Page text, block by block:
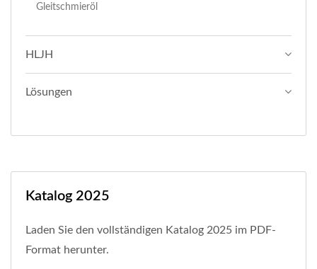
Gleitschmieröl
HLJH
Lösungen
Katalog 2025
Laden Sie den vollständigen Katalog 2025 im PDF-
Format herunter.